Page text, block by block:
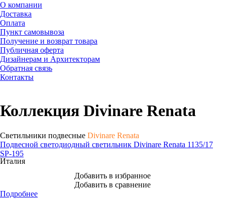
О компании
Доставка
Оплата
Пункт самовывоза
Получение и возврат товара
Публичная оферта
Дизайнерам и Архитекторам
Обратная связь
Контакты
Коллекция Divinare Renata
Светильники подвесные Divinare Renata
Подвесной светодиодный светильник Divinare Renata 1135/17
SP-195
Италия
Добавить в избранное
Добавить в сравнение
Подробнее